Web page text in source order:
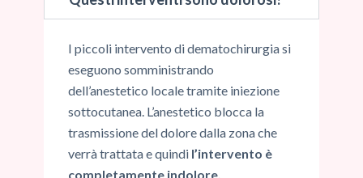
I piccoli intervento di dematochirurgia si
eseguono somministrando
dell’anestetico locale tramite iniezione
sottocutanea. L’anestetico blocca la
trasmissione del dolore dalla zona che
verrà trattata e quindi l’intervento è
completamente indolore.